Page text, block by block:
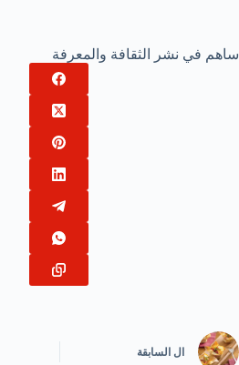
ساهم في نشر الثقافة والمعرفة
ال السابقة